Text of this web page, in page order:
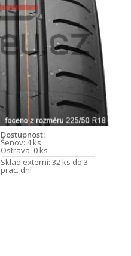
Dostupnost:
Šenov: 4 ks
Ostrava: 0 ks
Sklad externí: 32 ks do 3
prac. dní